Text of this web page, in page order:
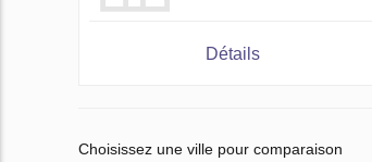
Détails
Choisissez une ville pour comparaison